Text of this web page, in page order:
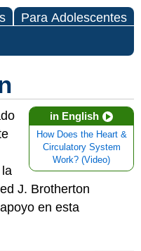
Para Adolescentes
in English
How Does the Heart &
Circulatory System
Work? (Video)
J. Brotherton
en esta